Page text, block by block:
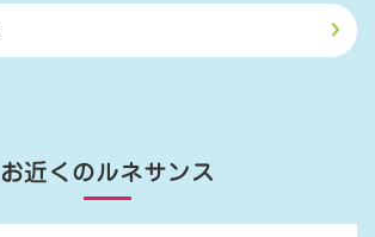
お近くのルネサンス